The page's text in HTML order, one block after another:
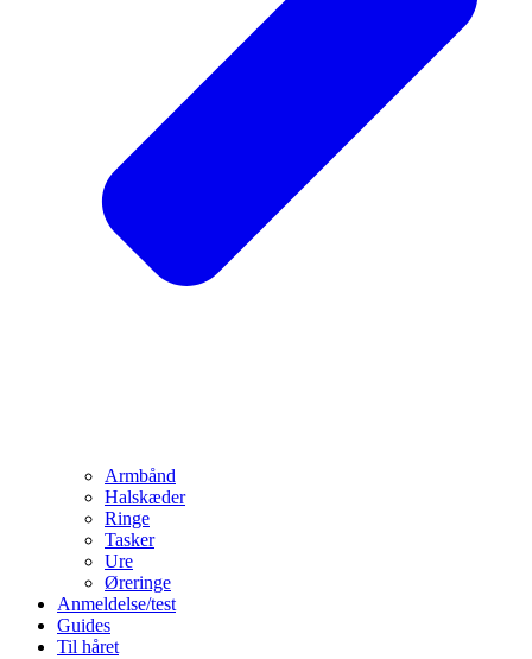
Armbånd
Halskæder
Ringe
Tasker
Ure
Øreringe
Anmeldelse/test
Guides
Til håret